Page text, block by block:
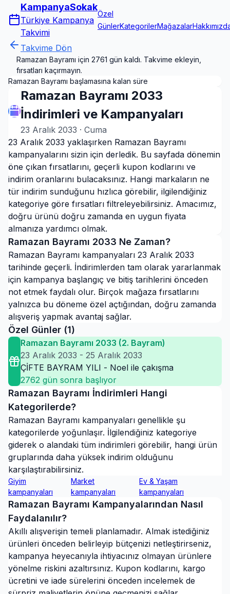
KampanyaSokak
Türkiye Kampanya
Takvimi
Özel
GünlerKategorilerMağazalar
Takvime Dön
Ramazan Bayramı için 2761 gün kaldı. Takvime ekleyin,
fırsatları kaçırmayın.
Ramazan Bayramı başlamasına kalan süre
Ramazan Bayramı 2033
İndirimleri ve Kampanyaları
23 Aralık 2033 · Cuma
23 Aralık 2033 yaklaşırken Ramazan Bayramı
kampanyalarını sizin için derledik. Bu sayfada dönemin
öne çıkan fırsatlarını, geçerli kupon kodlarını ve
indirim oranlarını bulacaksınız. Hangi markaların ne
tür indirim sunduğunu hızlıca görebilir, ilgilendiğiniz
kategoriye göre fırsatları filtreleyebilirsiniz. Amacımız,
doğru ürünü doğru zamanda en uygun fiyata
almanıza yardımcı olmak.
Ramazan Bayramı 2033 Ne Zaman?
Ramazan Bayramı kampanyaları 23 Aralık 2033
tarihinde geçerli. İndirimlerden tam olarak yararlanmak
için kampanya başlangıç ve bitiş tarihlerini önceden
not etmek faydalı olur. Birçok mağaza fırsatlarını
yalnızca bu döneme özel açtığından, doğru zamanda
alışveriş yapmak avantaj sağlar.
Özel Günler (1)
Ramazan Bayramı 2033 (2. Bayram)
23 Aralık 2033 - 25 Aralık 2033
ÇİFTE BAYRAM YILI - Noel ile çakışma
2762 gün sonra başlıyor
Ramazan Bayramı İndirimleri Hangi
Kategorilerde?
Ramazan Bayramı kampanyaları genellikle şu
kategorilerde yoğunlaşır. İlgilendiğiniz kategoriye
giderek o alandaki tüm indirimleri görebilir, hangi ürün
gruplarında daha yüksek indirim olduğunu
karşılaştırabilirsiniz.
Giyim
kampanyaları
Market
kampanyaları
Ev & Yaşam
kampanyaları
Ramazan Bayramı Kampanyalarından Nasıl
Faydalanılır?
Akıllı alışverişin temeli planlamadır. Almak istediğiniz
ürünleri önceden belirleyip bütçenizi netleştirirseniz,
kampanya heyecanıyla ihtiyacınız olmayan ürünlere
yönelme riskini azaltırsınız. Kupon kodlarını, kargo
ücretini ve iade sürelerini önceden incelemek de